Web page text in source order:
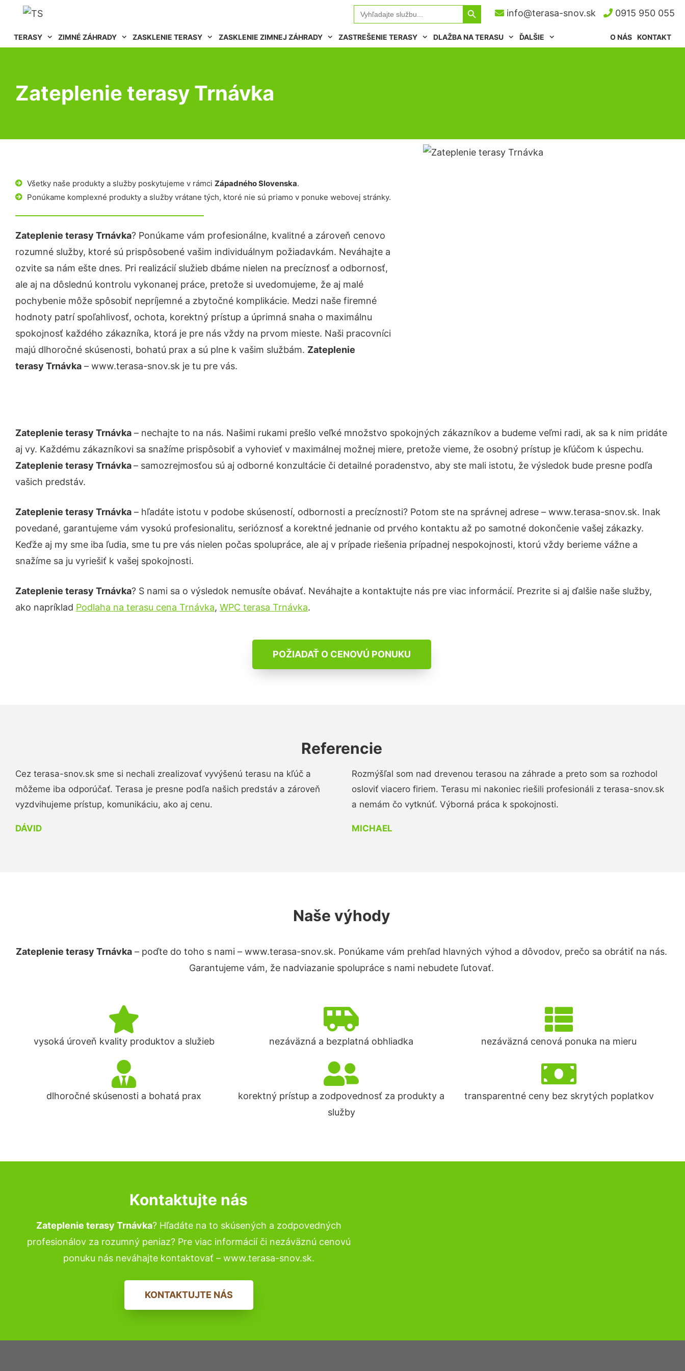
Search
for:
Search Button
info@terasa-snov.sk 0915 950 055
TERASY ZIMNÉ ZÁHRADY ZASKLENIE TERASY ZASKLENIE ZIMNEJ ZÁHRADY ZASTREŠENIE TERASY DLAŽBA NA TERASU ĎALŠIE KONTAKT
O NÁS
Zateplenie terasy Trnávka
Všetky naše produkty a služby poskytujeme v rámci Západného Slovenska.
Ponúkame komplexné produkty a služby vrátane tých, ktoré nie sú priamo v ponuke webovej stránky.
Zateplenie terasy Trnávka? Ponúkame vám profesionálne, kvalitné a zároveň cenovo
rozumné služby, ktoré sú prispôsobené vašim individuálnym požiadavkám. Neváhajte a
ozvite sa nám ešte dnes. Pri realizácií služieb dbáme nielen na precíznosť a odbornosť,
ale aj na dôslednú kontrolu vykonanej práce, pretože si uvedomujeme, že aj malé
pochybenie môže spôsobiť nepríjemné a zbytočné komplikácie. Medzi naše firemné
hodnoty patrí spoľahlivosť, ochota, korektný prístup a úprimná snaha o maximálnu
spokojnosť každého zákazníka, ktorá je pre nás vždy na prvom mieste. Naši pracovníci
majú dlhoročné skúsenosti, bohatú prax a sú plne k vašim službám. Zateplenie
terasy Trnávka – www.terasa-snov.sk je tu pre vás.
Zateplenie terasy Trnávka – nechajte to na nás. Našimi rukami prešlo veľké množstvo spokojných zákazníkov a budeme veľmi radi, ak sa k nim pridáte
aj vy. Každému zákazníkovi sa snažíme prispôsobiť a vyhovieť v maximálnej možnej miere, pretože vieme, že osobný prístup je kľúčom k úspechu.
Zateplenie terasy Trnávka– samozrejmosťou sú aj odborné konzultácie či detailné poradenstvo, aby ste mali istotu, že výsledok bude presne podľa
vašich predstáv.
Zateplenie terasy Trnávka – hľadáte istotu v podobe skúseností, odbornosti a precíznosti? Potom ste na správnej adrese – www.terasa-snov.sk. Inak
povedané, garantujeme vám vysokú profesionalitu, serióznosť a korektné jednanie od prvého kontaktu až po samotné dokončenie vašej zákazky.
Keďže aj my sme iba ľudia, sme tu pre vás nielen počas spolupráce, ale aj v prípade riešenia prípadnej nespokojnosti, ktorú vždy berieme vážne a
snažíme sa ju vyriešiť k vašej spokojnosti.
Zateplenie terasy Trnávka? S nami sa o výsledok nemusíte obávať. Neváhajte a kontaktujte nás pre viac informácií. Prezrite si aj ďalšie naše služby,
ako napríklad Podlaha na terasu cena Trnávka, WPC terasa Trnávka.
POŽIADAŤ O CENOVÚ PONUKU
Referencie
Cez terasa-snov.sk sme si nechali zrealizovať vyvýšenú terasu na kľúč a
môžeme iba odporúčať. Terasa je presne podľa našich predstáv a zároveň
vyzdvihujeme prístup, komunikáciu, ako aj cenu.
DÁVID
Rozmýšľal som nad drevenou terasou na záhrade a preto som sa rozhodol
osloviť viacero firiem. Terasu mi nakoniec riešili profesionáli z terasa-snov.sk
a nemám čo vytknúť. Výborná práca k spokojnosti.
MICHAEL
Naše výhody
Zateplenie terasy Trnávka – poďte do toho s nami – www.terasa-snov.sk. Ponúkame vám prehľad hlavných výhod a dôvodov, prečo sa obrátiť na nás.
Garantujeme vám, že nadviazanie spolupráce s nami nebudete ľutovať.
vysoká úroveň kvality produktov a služieb nezáväzná a bezplatná obhliadka nezáväzná cenová ponuka na mieru
dlhoročné skúsenosti a bohatá prax
korektný prístup a zodpovednosť za produkty a
služby
transparentné ceny bez skrytých poplatkov
Kontaktujte nás
Zateplenie terasy Trnávka? Hľadáte na to skúsených a zodpovedných
profesionálov za rozumný peniaz? Pre viac informácií či nezáväznú cenovú
ponuku nás neváhajte kontaktovať – www.terasa-snov.sk.
KONTAKTUJTE NÁS